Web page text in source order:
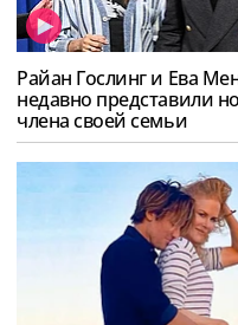
Райан Гослинг и Ева
недавно представили
члена своей семьи